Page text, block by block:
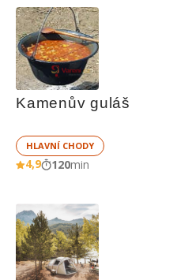
Kamenův guláš
HLAVNÍ CHODY
4,9 120min